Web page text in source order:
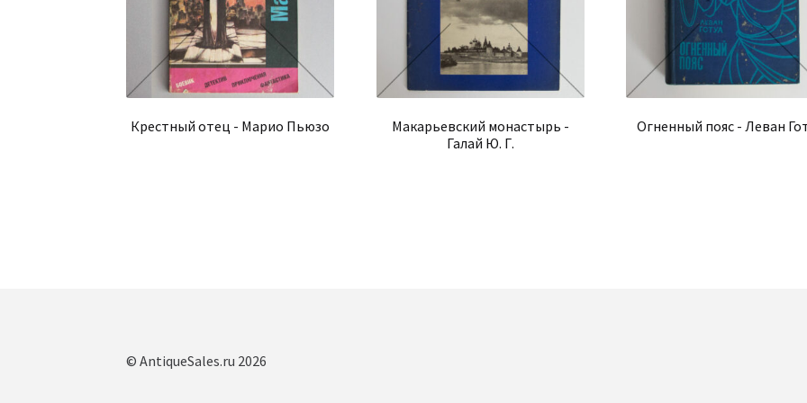
Крестный отец - Марио Пьюзо
Макарьевский монастырь -
Галай Ю. Г.
Огненный пояс - Леван
© AntiqueSales.ru 2026